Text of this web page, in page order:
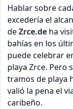
Hablar sobre
excedería el
deZrce.de ha
bahías en los
puede celebrar
playa Zrce. Pero
tramos de playa
valió la pena el
caribeño.